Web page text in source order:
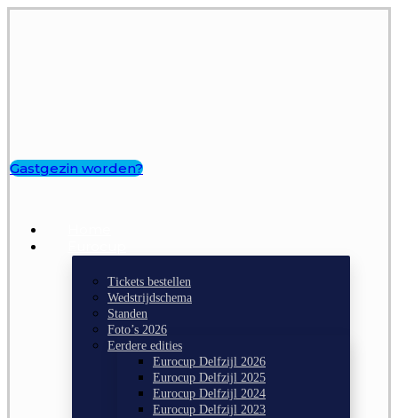
Gastgezin worden?
Tickets bestellen
Wedstrijdschema
Standen
Foto’s 2026
Eerdere edities
Eurocup Delfzijl 2026
Eurocup Delfzijl 2025
Eurocup Delfzijl 2024
Eurocup Delfzijl 2023